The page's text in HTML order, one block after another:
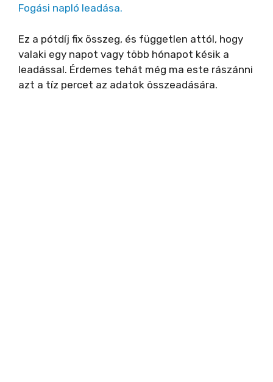
Fogási napló leadása.
Ez a pótdíj fix összeg, és független attól, hogy
valaki egy napot vagy több hónapot késik a
leadással. Érdemes tehát még ma este rászánni
azt a tíz percet az adatok összeadására.